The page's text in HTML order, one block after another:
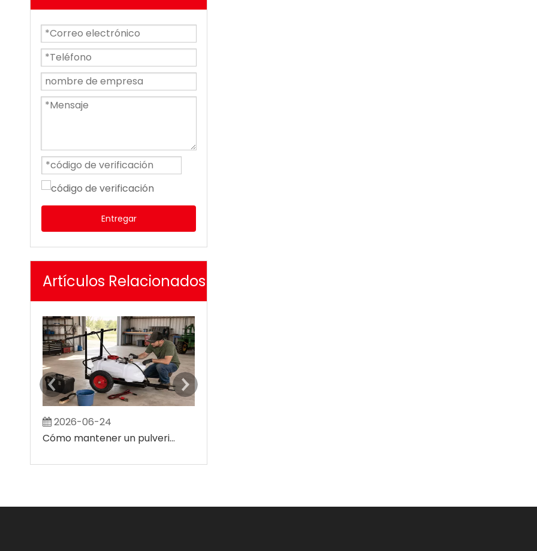
Entregar
Artículos Relacionados
2026-06-24
Cómo mantener un pulverizador agrícola ATV